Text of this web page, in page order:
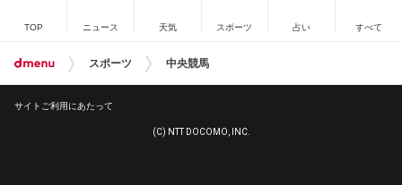
TOP ニュース 天気 スポーツ 占い すべて
スポーツ 中央競馬
サイトご利用にあたって
(C) NTT DOCOMO, INC.